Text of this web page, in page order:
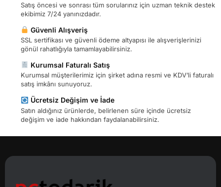
Satış öncesi ve sonrası tüm sorularınız için uzman teknik destek
ekibimiz 7/24 yanınızdadır.
Güvenli Alışveriş
SSL sertifikası ve güvenli ödeme altyapısı ile alışverişlerinizi
gönül rahatlığıyla tamamlayabilirsiniz.
Kurumsal Faturalı Satış
Kurumsal müşterilerimiz için şirket adına resmi ve KDV’li faturalı
satış imkânı sunuyoruz.
Ücretsiz Değişim ve İade
Satın aldığınız ürünlerde, belirlenen süre içinde ücretsiz
değişim ve iade hakkından faydalanabilirsiniz.